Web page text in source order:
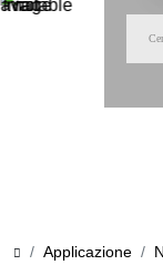
Applicazione